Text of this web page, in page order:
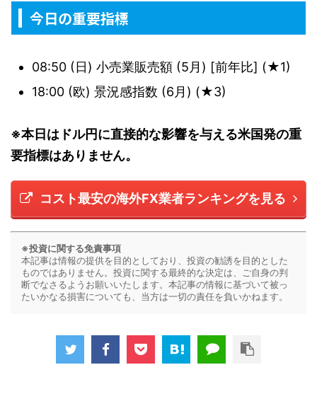
今日の重要指標
08:50 (日) 小売業販売額 (5月) [前年比] (★1)
18:00 (欧) 景況感指数 (6月) (★3)
※本日はドル円に直接的な影響を与える米国発の重
要指標はありません。
コスト最安の海外FX業者ランキングを見る
※投資に関する免責事項
本記事は情報の提供を目的としており、投資の勧誘を目的とした
ものではありません。投資に関する最終的な決定は、ご自身の判
断でなさるようお願いいたします。本記事の情報に基づいて被っ
たいかなる損害についても、当方は一切の責任を負いかねます。